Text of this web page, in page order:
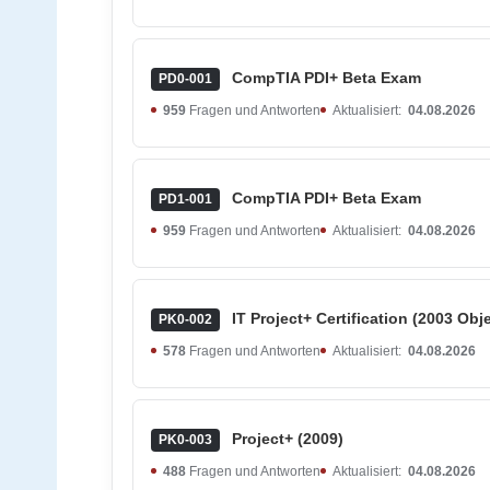
PD0-001 CompTIA PDI+ Beta Exam
959 Fragen und Antworten Aktualisiert: 04.08.2026
PD1-001 CompTIA PDI+ Beta Exam
959 Fragen und Antworten Aktualisiert: 04.08.2026
PK0-002 IT Project+ Certification (2003
578 Fragen und Antworten Aktualisiert: 04.08.2026
PK0-003 Project+ (2009)
488 Fragen und Antworten Aktualisiert: 04.08.2026